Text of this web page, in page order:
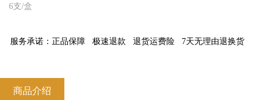
6支/盒
服务承诺： 正品保障 极速退款 退货运费险 7天无理由退换货
商品介绍